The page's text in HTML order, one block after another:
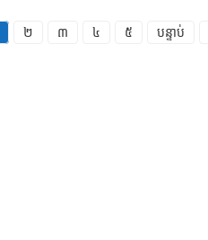
២ ៣ ៤ ៥ បន្ទាប់